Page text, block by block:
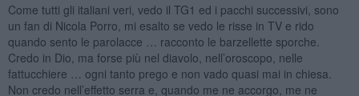
Come tutti gli italiani veri, vedo il TG1 ed i pacchi successivi, sono
un fan di Nicola Porro, mi esalto se vedo le risse in TV e rido
quando sento le parolacce … racconto le barzellette sporche.
Credo in Dio, ma forse più nel diavolo, nell’oroscopo, nelle
fattucchiere … ogni tanto prego e non vado quasi mai in chiesa.
Non credo nell’effetto serra e, quando me ne accorgo, me ne